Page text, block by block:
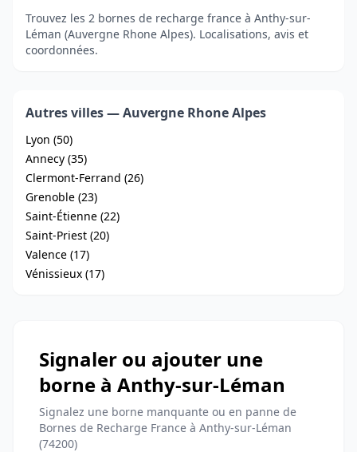
Trouvez les 2 bornes de recharge france à Anthy-sur-
Léman (Auvergne Rhone Alpes). Localisations, avis et
coordonnées.
Autres villes — Auvergne Rhone Alpes
Lyon (50)
Annecy (35)
Clermont-Ferrand (26)
Grenoble (23)
Saint-Étienne (22)
Saint-Priest (20)
Valence (17)
Vénissieux (17)
Signaler ou ajouter une
borne à Anthy-sur-Léman
Signalez une borne manquante ou en panne de
Bornes de Recharge France à Anthy-sur-Léman
(74200)